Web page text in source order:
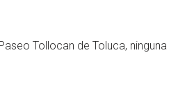
Tollocan de Toluca, ninguna